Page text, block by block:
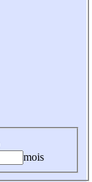
mois